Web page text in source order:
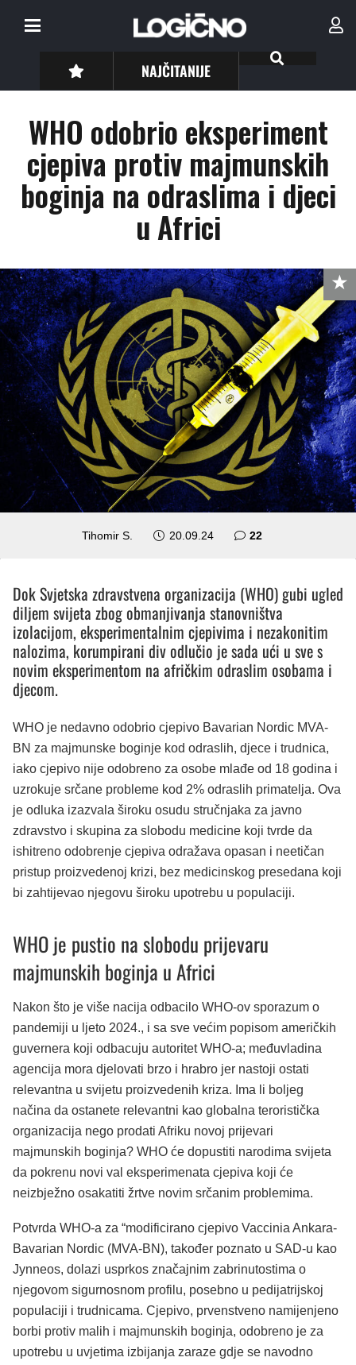
NAJČITANIJE
WHO odobrio eksperiment
cjepiva protiv majmunskih
boginja na odraslima i djeci
u Africi
Tihomir S. 20.09.24 22
Dok Svjetska zdravstvena organizacija (WHO) gubi ugled
diljem svijeta zbog obmanjivanja stanovništva
izolacijom, eksperimentalnim cjepivima i nezakonitim
nalozima, korumpirani div odlučio je sada ući u sve s
novim eksperimentom na afričkim odraslim osobama i
djecom.
WHO je nedavno odobrio cjepivo Bavarian Nordic MVA-
BN za majmunske boginje kod odraslih, djece i trudnica,
iako cjepivo nije odobreno za osobe mlađe od 18 godina i
uzrokuje srčane probleme kod 2% odraslih primatelja. Ova
je odluka izazvala široku osudu stručnjaka za javno
zdravstvo i skupina za slobodu medicine koji tvrde da
ishitreno odobrenje cjepiva odražava opasan i neetičan
pristup proizvedenoj krizi, bez medicinskog presedana koji
bi zahtijevao njegovu široku upotrebu u populaciji.
WHO je pustio na slobodu prijevaru
majmunskih boginja u Africi
Nakon što je više nacija odbacilo WHO-ov sporazum o
pandemiji u ljeto 2024., i sa sve većim popisom američkih
guvernera koji odbacuju autoritet WHO-a; međuvladina
agencija mora djelovati brzo i hrabro jer nastoji ostati
relevantna u svijetu proizvedenih kriza. Ima li boljeg
načina da ostanete relevantni kao globalna teroristička
organizacija nego prodati Afriku novoj prijevari
majmunskih boginja? WHO će dopustiti narodima svijeta
da pokrenu novi val eksperimenata cjepiva koji će
neizbježno osakatiti žrtve novim srčanim problemima.
Potvrda WHO-a za “modificirano cjepivo Vaccinia Ankara-
Bavarian Nordic (MVA-BN), također poznato u SAD-u kao
Jynneos, dolazi usprkos značajnim zabrinutostima o
njegovom sigurnosnom profilu, posebno u pedijatrijskoj
populaciji i trudnicama. Cjepivo, prvenstveno namijenjeno
borbi protiv malih i majmunskih boginja, odobreno je za
upotrebu u uvjetima izbijanja zaraze gdje se navodno